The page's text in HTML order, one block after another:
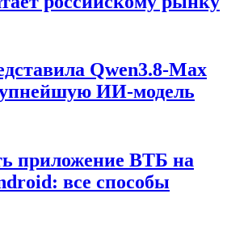
Qwen3.8-Max
ИИ-модель
приложение ВТБ на
все способы